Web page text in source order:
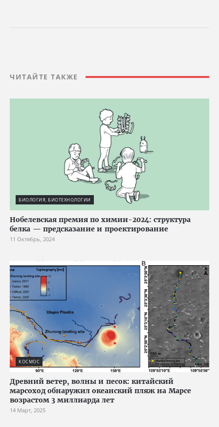
ЧИТАЙТЕ ТАКЖЕ
БИОЛОГИЯ, БИОТЕХНОЛОГИИ
Нобелевская премия по химии-2024: структура
белка — предсказание и проектирование
11 Октябрь, 2024
КОСМОС
Древний ветер, волны и песок: китайский
марсоход обнаружил океанский пляж на Марсе
возрастом 3 миллиарда лет
14 Март, 2025